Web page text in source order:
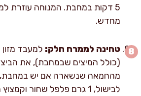
5 דקות במחבת. המנוחה עוזרת
מחדש.
טחינה לממרח חלק: למעבד